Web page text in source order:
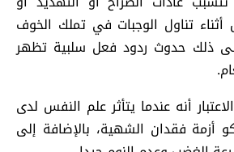
تناول الوجبات في تملك الخوف
ذلك حدوث ردود فعل سلبية تظهر
أنه عندما يتأثر علم النفس لدى
فقدان الشهية، بالإضافة إلى